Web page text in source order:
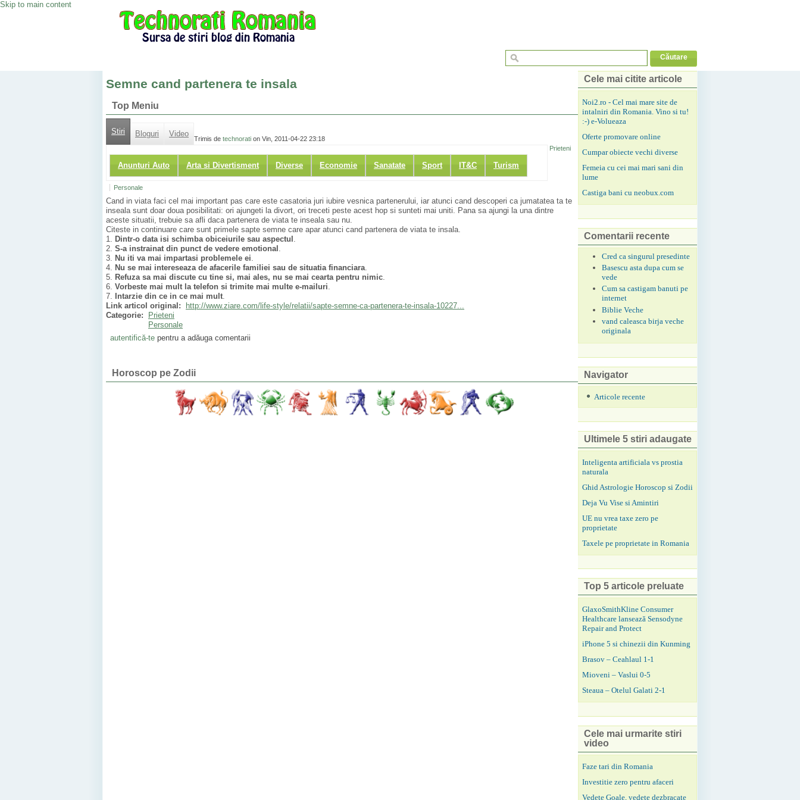
Skip to main content
Semne cand partenera te insala
Top Meniu
Stiri Bloguri Video
Anunturi Auto Arta si Divertisment Diverse Economie Sanatate Sport IT&C Turism
Trimis de technorati on Vin, 2011-04-22 23:18
Prieteni
Personale
Cand in viata faci cel mai important pas care este casatoria juri iubire vesnica partenerului, iar atunci cand descoperi ca jumatatea ta te
inseala sunt doar doua posibilitati: ori ajungeti la divort, ori treceti peste acest hop si sunteti mai uniti. Pana sa ajungi la una dintre
aceste situatii, trebuie sa afli daca partenera de viata te inseala sau nu.
Citeste in continuare care sunt primele sapte semne care apar atunci cand partenera de viata te insala.
1. Dintr-o data isi schimba obiceiurile sau aspectul
2. S-a instrainat din punct de vedere emotional
3. Nu iti va mai impartasi problemele ei
4. Nu se mai intereseaza de afacerile familiei sau de situatia financiara
5. Refuza sa mai discute cu tine si, mai ales, nu se mai cearta pentru nimic
6. Vorbeste mai mult la telefon si trimite mai multe e-mailuri
7. Intarzie din ce in ce mai mult
Link articol original:
http://www.ziare.com/life-style/relatii/sapte-semne-ca-partenera-te-insala-10227...
Categorie:
Prieteni
Personale
autentifică-tepentru a adăuga comentarii
Horoscop pe Zodii
Cele mai citite articole
Noi2.ro - Cel mai mare site de
intalniri din Romania. Vino si tu!
:-) e-Volueaza
Oferte promovare online
Cumpar obiecte vechi diverse
Femeia cu cei mai mari sani din
lume
Castiga bani cu neobux.com
Comentarii recente
Cred ca singurul presedinte
Basescu asta dupa cum se
vede
Cum sa castigam banuti pe
internet
Biblie Veche
vand caleasca birja veche
originala
Navigator
Articole recente
Ultimele 5 stiri adaugate
Inteligenta artificiala vs prostia
naturala
Ghid Astrologie Horoscop si Zodii
Deja Vu Vise si Amintiri
UE nu vrea taxe zero pe
proprietate
Taxele pe proprietate in Romania
Top 5 articole preluate
GlaxoSmithKline Consumer
Healthcare lansează Sensodyne
Repair and Protect
iPhone 5 si chinezii din Kunming
Brasov – Ceahlaul 1-1
Mioveni – Vaslui 0-5
Steaua – Otelul Galati 2-1
Cele mai urmarite stiri
video
Faze tari din Romania
Investitie zero pentru afaceri
Vedete Goale, vedete dezbracate